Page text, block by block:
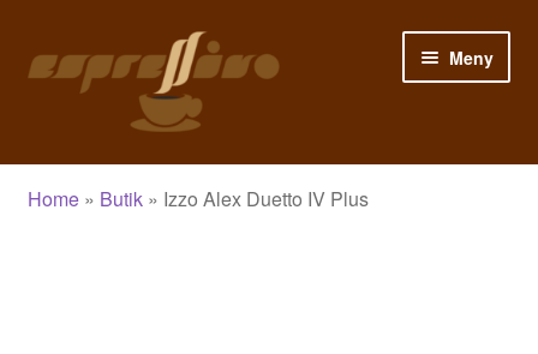
till
till
Meny
Hem
Home» Butik» Izzo Alex Duetto IV Plus